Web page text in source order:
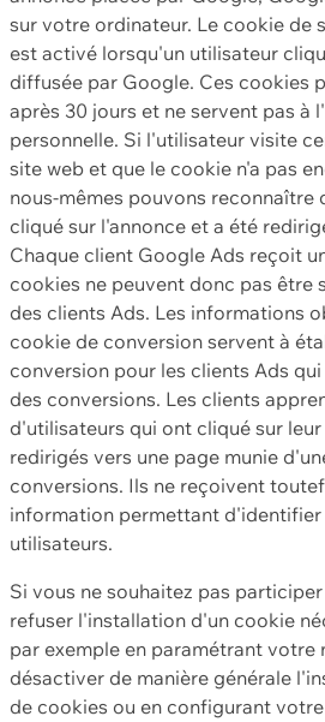
sur votre ordinateur. Le cookie de
est activé lorsqu'un utilisateur
diffusée par Google. Ces cookies
après 30 jours et ne servent pas à
personnelle. Si l'utilisateur visite
site web et que le cookie n'a pas
nous-mêmes pouvons reconnaître
cliqué sur l'annonce et a été
Chaque client Google Ads reçoit
cookies ne peuvent donc pas être
des clients Ads. Les informations
cookie de conversion servent à
conversion pour les clients Ads
des conversions. Les clients
d'utilisateurs qui ont cliqué sur
redirigés vers une page munie
conversions. Ils ne reçoivent
information permettant d'identifier
utilisateurs.
Si vous ne souhaitez pas
refuser l'installation d'un cookie
par exemple en paramétrant votre
désactiver de manière générale
de cookies ou en configurant